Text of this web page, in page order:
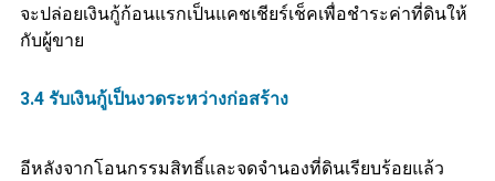
จะปล่อยเงินกู้ก้อนแรกเป็นแคชเชียร์เช็คเพื่อชำระค่าที่ดินให้
กับผู้ขาย
3.4 รับเงินกู้เป็นงวดระหว่างก่อสร้าง
อีหลังจากโอนกรรมสิทธิ์และจดจำนองที่ดินเรียบร้อยแล้ว